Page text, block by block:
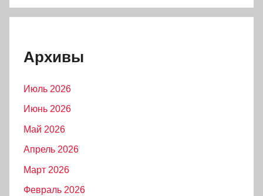
Архивы
Июль 2026
Июнь 2026
Май 2026
Апрель 2026
Март 2026
Февраль 2026